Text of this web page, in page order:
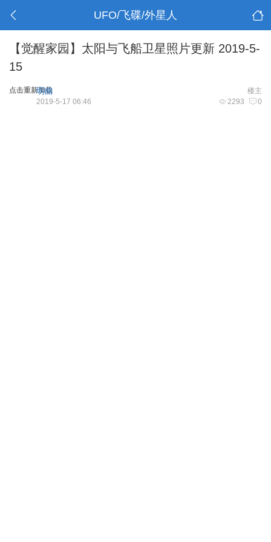
UFO/飞碟/外星人
【觉醒家园】太阳与飞船卫星照片更新 2019-5-
15
点击重新加载 楼主
明曲
2293 0
2019-5-17 06:46